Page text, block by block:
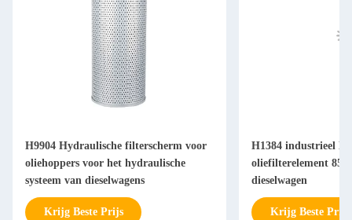
H9904 Hydraulische filterscherm voor
oliehoppers voor het hydraulische
systeem van dieselwagens
Krijg Beste Prijs
H1384 industrieel
oliefilterelement 85
dieselwagen
Krijg Beste Prijs